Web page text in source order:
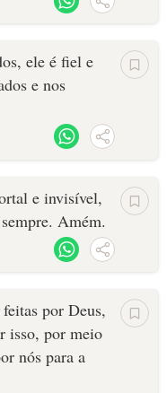
ele é fiel e
e nos
e invisível,
Amém.
por Deus,
isso, por meio
nós para a